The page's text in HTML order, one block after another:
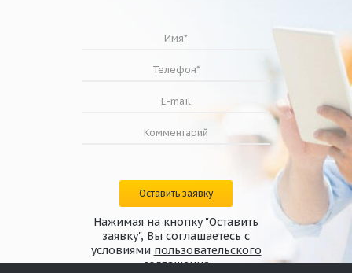
Оставить заявку
Нажимая на кнопку "Оставить
заявку", Вы соглашаетесь с
условиями пользовательского
соглашения